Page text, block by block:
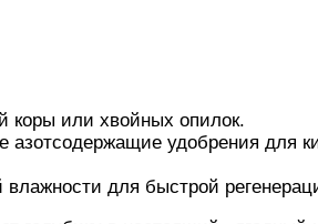
коры или хвойных опилок.
азотсодержащие удобрения для
для быстрой